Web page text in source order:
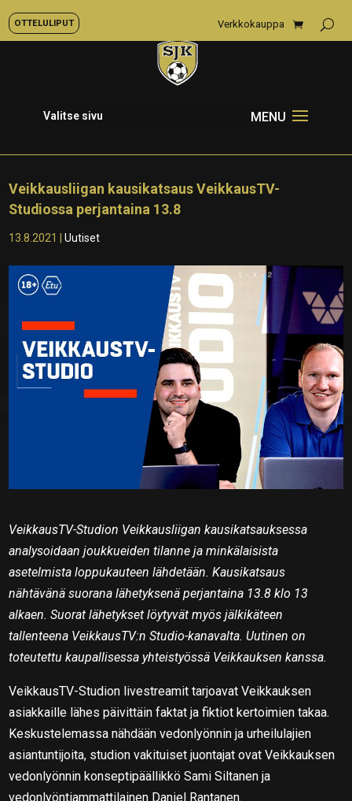
OTTELULIPUT Verkkokauppa
Valitse sivu
Veikkausliigan kausikatsaus VeikkausTV-
Studiossa perjantaina 13.8
13.8.2021 |Uutiset
VeikkausTV-Studion Veikkausliigan kausikatsauksessa
analysoidaan joukkueiden tilanne ja minkälaisista
asetelmista loppukauteen lähdetään. Kausikatsaus
nähtävänä suorana lähetyksenä perjantaina 13.8 klo 13
alkaen. Suorat lähetykset löytyvät myös jälkikäteen
tallenteena VeikkausTV:n Studio-kanavalta. Uutinen on
toteutettu kaupallisessa yhteistyössä Veikkauksen kanssa.
VeikkausTV-Studion livestreamit tarjoavat Veikkauksen
asiakkaille lähes päivittäin faktat ja fiktiot kertoimien takaa.
Keskustelemassa nähdään vedonlyönnin ja urheilulajien
asiantuntijoita, studion vakituiset juontajat ovat Veikkauksen
vedonlyönnin konseptipäällikkö Sami Siltanen ja
vedonlyöntiammattilainen Daniel Rantanen.